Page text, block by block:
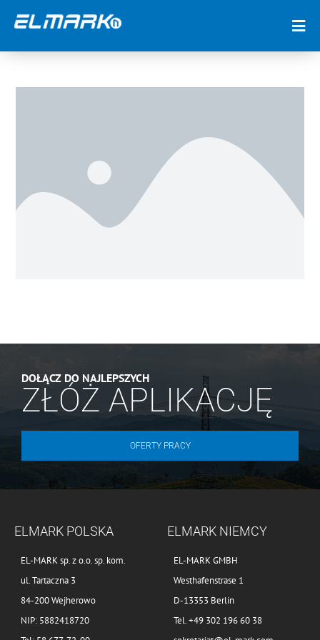
DOŁĄCZ DO NAJLEPSZYCH
ZŁÓŻ APLIKACJĘ
OFERTY PRACY
ELMARK POLSKA
EL-MARK sp. z o.o. sp. kom.
ul. Tartaczna 3
84-200 Wejherowo
NIP: 5882418720
ELMARK NIEMCY
EL-MARK GMBH
Westhafenstrase 1
D-13353 Berlin
Tel. +49 302 196 60 38